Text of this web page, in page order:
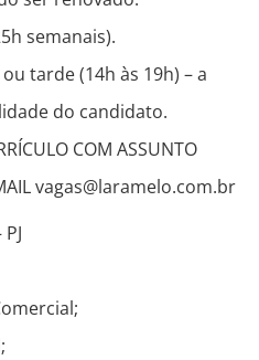
semanais).
tarde (14h às 19h) – a
do candidato.
COM ASSUNTO
vagas@laramelo.com.br